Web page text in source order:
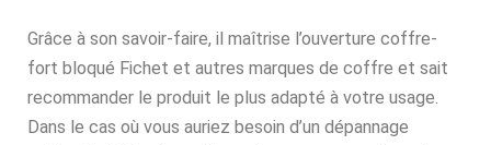
Grâce à son savoir-faire, il maîtrise l’ouverture coffre-
fort bloqué Fichet et autres marques de coffre et sait
recommander le produit le plus adapté à votre usage.
Dans le cas où vous auriez besoin d’un dépannage